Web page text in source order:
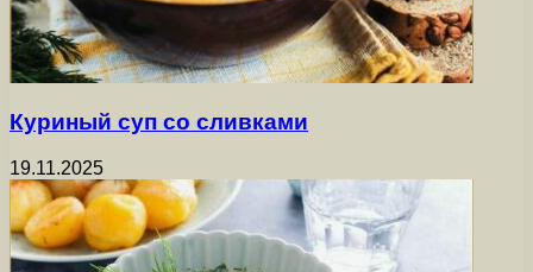
Куриный суп со сливками
19.11.2025